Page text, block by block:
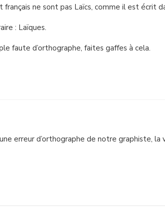
ne sont pas Laïcs, comme il est écrit
: Laïques.
faute d’orthographe, faites gaffes à cela.
erreur d’orthographe de notre graphiste, la